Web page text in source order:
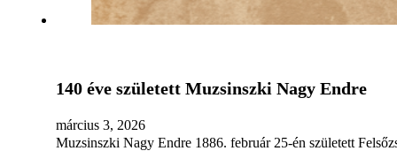
140 éve született Muzsinszki Nagy Endre
március 3, 2026
Muzsinszki Nagy Endre 1886. február 25-én született